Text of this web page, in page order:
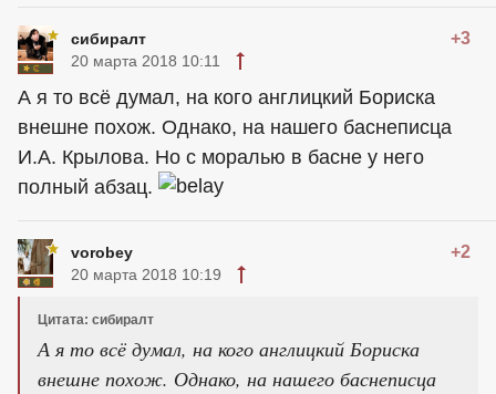
сибиралт +3
20 марта 2018 10:11
А я то всё думал, на кого англицкий Бориска
внешне похож. Однако, на нашего баснеписца
И.А. Крылова. Но с моралью в басне у него
полный абзац.
vorobey +2
20 марта 2018 10:19
Цитата: сибиралт
А я то всё думал, на кого англицкий Бориска
внешне похож. Однако, на нашего баснеписца